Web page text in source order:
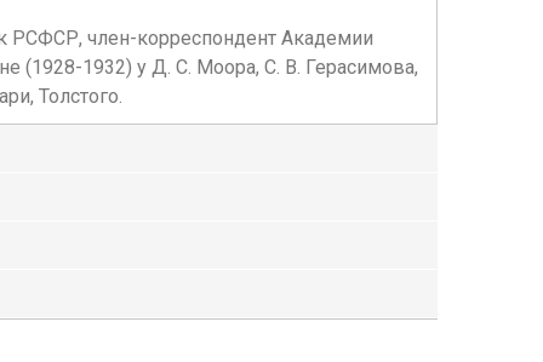
РСФСР, член-корреспондент Академии
(1928-1932) у Д. С. Моора, С. В. Герасимова,
Толстого.